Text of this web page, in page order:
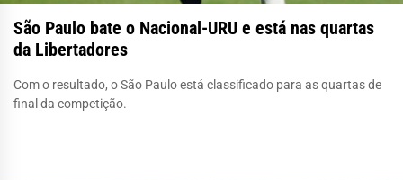
São Paulo bate o Nacional-URU e está nas quartas
da Libertadores
Com o resultado, o São Paulo está classificado para as quartas de
final da competição.